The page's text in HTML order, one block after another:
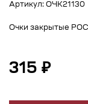
Артикул: ОЧК21130
Очки закрытые
315 ₽